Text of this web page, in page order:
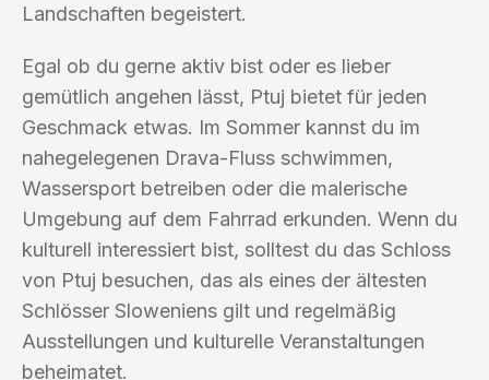
Landschaften begeistert.
Egal ob du gerne aktiv bist oder es lieber
gemütlich angehen lässt, Ptuj bietet für jeden
Geschmack etwas. Im Sommer kannst du im
nahegelegenen Drava-Fluss schwimmen,
Wassersport betreiben oder die malerische
Umgebung auf dem Fahrrad erkunden. Wenn du
kulturell interessiert bist, solltest du das Schloss
von Ptuj besuchen, das als eines der ältesten
Schlösser Sloweniens gilt und regelmäßig
Ausstellungen und kulturelle Veranstaltungen
beheimatet.